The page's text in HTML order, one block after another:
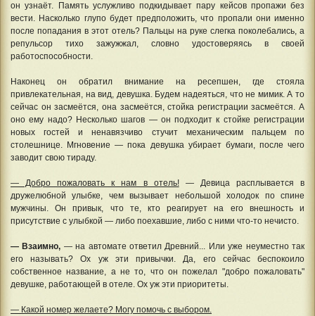
он узнаёт. Память услужливо подкидывает пару кейсов пропажи без
вести. Насколько глупо будет предположить, что пропали они именно
после попадания в этот отель? Пальцы на руке слегка поколебались, а
репульсор тихо зажужжал, словно удостоверяясь в своей
работоспособности.
Наконец он обратил внимание на ресепшен, где стояла
привлекательная, на вид, девушка. Будем надеяться, что не мимик. А то
сейчас он засмеётся, она засмеётся, стойка регистрации засмеётся. А
оно ему надо? Несколько шагов — он подходит к стойке регистрации
новых гостей и ненавязчиво стучит механическим пальцем по
столешнице. Мгновение — пока девушка убирает бумаги, после чего
заводит свою тираду.
— Добро пожаловать к нам в отель!— Девица расплывается в
дружелюбной улыбке, чем вызывает небольшой холодок по спине
мужчины. Он привык, что те, кто реагирует на его внешность и
присутствие с улыбкой — либо поехавшие, либо с ними что-то нечисто.
— Взаимно, — на автомате ответил Древний... Или уже неуместно так
его называть? Ох уж эти привычки. Да, его сейчас беспокоило
собственное название, а не то, что он пожелал "добро пожаловать"
девушке, работающей в отеле. Ох уж эти приоритеты.
— Какой номер желаете? Могу помочь с выбором.